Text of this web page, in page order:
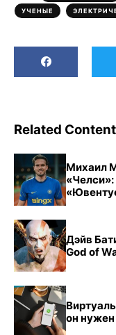
УЧЕНЫЕ ,
Related Content
Михаил
Дэйв
God of
он